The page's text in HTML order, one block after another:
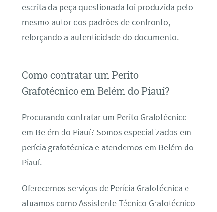
escrita da peça questionada foi produzida pelo
mesmo autor dos padrões de confronto,
reforçando a autenticidade do documento.
Como contratar um Perito
Grafotécnico em Belém do Piauí?
Procurando contratar um Perito Grafotécnico
em Belém do Piauí? Somos especializados em
perícia grafotécnica e atendemos em Belém do
Piauí.
Oferecemos serviços de Perícia Grafotécnica e
atuamos como Assistente Técnico Grafotécnico